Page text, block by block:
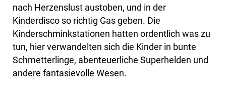
nach Herzenslust austoben, und in der
Kinderdisco so richtig Gas geben. Die
Kinderschminkstationen hatten ordentlich was zu
tun, hier verwandelten sich die Kinder in bunte
Schmetterlinge, abenteuerliche Superhelden und
andere fantasievolle Wesen.